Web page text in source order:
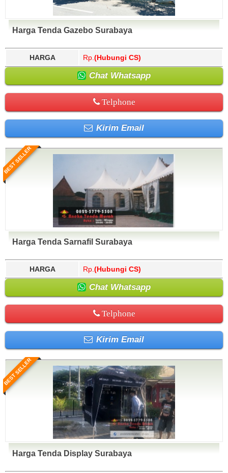
Harga Tenda Gazebo Surabaya
HARGA Rp. (Hubungi CS)
Chat Whatsapp
Telphone
Kirim Email
BEST SELLER
Harga Tenda Sarnafil Surabaya
HARGA Rp. (Hubungi CS)
Chat Whatsapp
Telphone
Kirim Email
BEST SELLER
Harga Tenda Display Surabaya